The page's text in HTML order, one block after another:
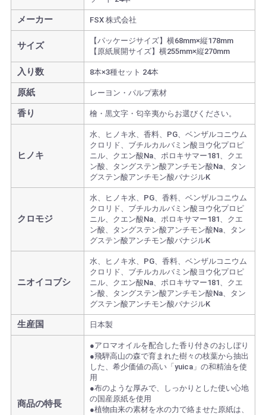
メーカー FSX 株式会社
サイズ
【パッケージサイズ】横68mm×縦178mm
【原紙展開サイズ】横255mm×縦270mm
入り数 8本×3種セット 24本
原紙 レーヨン・パルプ素材
香り 檜・黒文字・匂辛夷からお選びください。
ヒノキ
水、ヒノキ水、香料、PG、ベンザルコニウム
クロリド、ブチルカルバミン酸ヨウ化プロピ
ニル、クエン酸Na、ポロキサマー181、クエ
ン酸、タングステン酸アンチモン酸Na、タン
グステン酸アンチモン酸バナジルK
クロモジ
水、ヒノキ水、PG、香料、ベンザルコニウム
クロリド、ブチルカルバミン酸ヨウ化プロピ
ニル、クエン酸Na、ポロキサマー181、クエ
ン酸、タングステン酸アンチモン酸Na、タン
グステン酸アンチモン酸バナジルK
ニオイコブシ
水、ヒノキ水、PG、香料、ベンザルコニウム
クロリド、ブチルカルバミン酸ヨウ化プロピ
ニル、クエン酸Na、ポロキサマー181、クエ
ン酸、タングステン酸アンチモン酸Na、タン
グステン酸アンチモン酸バナジルK
生産国 日本製
商品の特長
●アロマオイルを配合した香り付きのおしぼり
●飛騨高山の森で育まれた樹々の枝葉から抽出
した、希少価値の高い「yuica」の和精油を使
用
●布のような厚みで、しっかりとした使い心地
の国産原紙を使用
●植物由来の素材を水の力で絡ませた原紙は、